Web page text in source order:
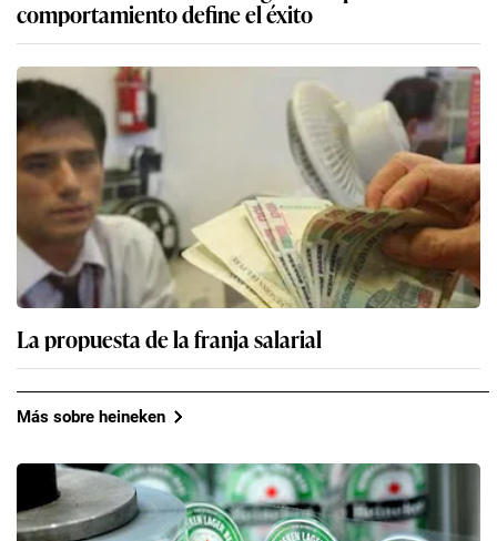
comportamiento define el éxito
La propuesta de la franja salarial
Más sobre heineken